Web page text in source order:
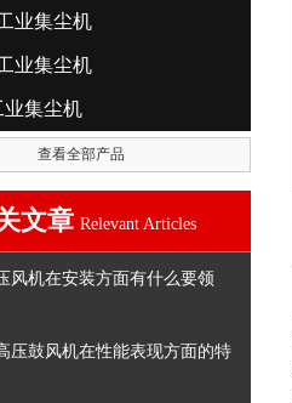
业集尘机
业集尘机
业集尘机
查看全部产品
文章 Relevant Articles
风机在安装方面有什么要领
压鼓风机在性能表现方面的特